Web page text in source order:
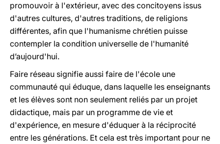
promouvoir à l'extérieur, avec des concitoyens issus
d'autres cultures, d'autres traditions, de religions
différentes, afin que l'humanisme chrétien puisse
contempler la condition universelle de l'humanité
d’aujourd'hui.
Faire réseau signifie aussi faire de l'école une
communauté qui éduque, dans laquelle les enseignants
et les élèves sont non seulement reliés par un projet
didactique, mais par un programme de vie et
d'expérience, en mesure d'éduquer à la réciprocité
entre les générations. Et cela est très important pour ne